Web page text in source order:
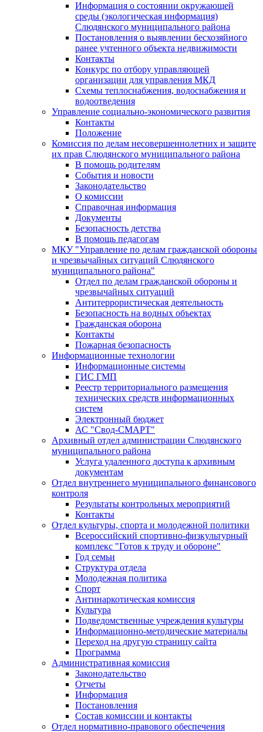
Информация о состоянии окружающей
среды (экологическая информация)
Слюдянского муниципального района
Постановления о выявлении бесхозяйного
ранее учтенного объекта недвижимости
Контакты
Конкурс по отбору управляющей
организации для управления МКД
Схемы теплоснабжения, водоснабжения и
водоотведения
Управление социально-экономического развития
Контакты
Положение
Комиссия по делам несовершеннолетних и защите
их прав Слюдянского муниципального района
В помощь родителям
События и новости
Законодательство
О комиссии
Справочная информация
Документы
Безопасность детства
В помощь педагогам
МКУ "Управление по делам гражданской обороны
и чрезвычайных ситуаций Слюдянского
муниципального района"
Отдел по делам гражданской обороны и
чрезвычайных ситуаций
Антитеррористическая деятельность
Безопасность на водных объектах
Гражданская оборона
Контакты
Пожарная безопасность
Информационные технологии
Информационные системы
ГИС ГМП
Реестр территориального размещения
технических средств информационных
систем
Электронный бюджет
АС "Свод-СМАРТ"
Архивный отдел администрации Слюдянского
муниципального района
Услуга удаленного доступа к архивным
документам
Отдел внутреннего муниципального финансового
контроля
Результаты контрольных мероприятий
Контакты
Отдел культуры, спорта и молодежной политики
Всероссийский спортивно-физкультурный
комплекс "Готов к труду и обороне"
Год семьи
Структура отдела
Молодежная политика
Спорт
Антинаркотическая комиссия
Культура
Подведомственные учреждения культуры
Информационно-методические материалы
Переход на другую страницу сайта
Программа
Административная комиссия
Законодательство
Отчеты
Информация
Постановления
Состав комиссии и контакты
Отдел нормативно-правового обеспечения